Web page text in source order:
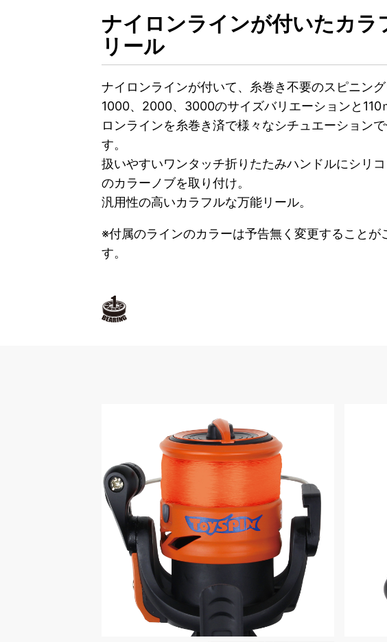
ナイロンラインが付いたカラ
リール
ナイロンラインが付いて、糸巻き不要のスピニング
1000、2000、3000のサイズバリエーションと110
ロンラインを糸巻き済で様々なシチュエーションで
す。
扱いやすいワンタッチ折りたたみハンドルにシリ
のカラーノブを取り付け。
汎用性の高いカラフルな万能リール。
※付属のラインのカラーは予告無く変更することが
す。